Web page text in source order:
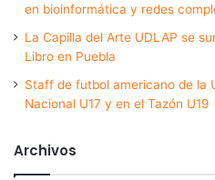
en bioinformática y redes
La Capilla del Arte UDLAP se
Libro en Puebla
Staff de futbol americano de la
Nacional U17 y en el Tazón U19
Archivos